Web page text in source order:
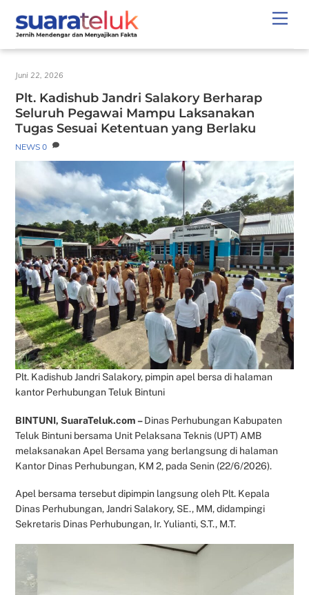
content
Juni 22, 2026
Plt. Kadishub Jandri Salakory Berharap
Seluruh Pegawai Mampu Laksanakan
Tugas Sesuai Ketentuan yang Berlaku
NEWS 0
Plt. Kadishub Jandri Salakory, pimpin apel bersa di halaman
kantor Perhubungan Teluk Bintuni
BINTUNI, SuaraTeluk.com –Dinas Perhubungan Kabupaten
Teluk Bintuni bersama Unit Pelaksana Teknis (UPT) AMB
melaksanakan Apel Bersama yang berlangsung di halaman
Kantor Dinas Perhubungan, KM 2, pada Senin (22/6/2026).
Apel bersama tersebut dipimpin langsung oleh Plt. Kepala
Dinas Perhubungan, Jandri Salakory, SE., MM, didampingi
Sekretaris Dinas Perhubungan, Ir. Yulianti, S.T., M.T.